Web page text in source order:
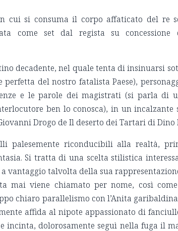
cui si consuma il corpo affaticato del re
come set dal regista su concessione
decadente, nel quale tenta di insinuarsi
del nostro fatalista Paese),
e le parole dei magistrati (si parla di
ben lo conosca), in un incalzante
Drogo de Il deserto dei Tartari di Dino
palesemente riconducibili alla realtà,
Si tratta di una scelta stilistica
vantaggio talvolta della sua
mai viene chiamato per nome, così
chiaro parallelismo con l’Anita
affida al nipote appassionato di
incinta, dolorosamente seguì nella fuga il